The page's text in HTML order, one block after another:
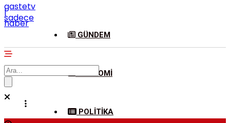
gastetv
|
sadece
haber
GÜNDEM
EKONOMI
POLITIKA